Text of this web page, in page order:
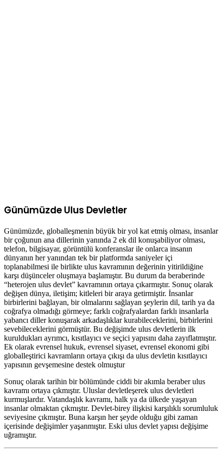
Günümüzde Ulus Devletler
Günümüzde, globalleşmenin büyük bir yol kat etmiş olması, insanlar
bir çoğunun ana dillerinin yanında 2 ek dil konuşabiliyor olması,
telefon, bilgisayar, görüntülü konferanslar ile onlarca insanın
dünyanın her yanından tek bir platformda saniyeler içi
toplanabilmesi ile birlikte ulus kavramının değerinin yitirildiğine
karşı düşünceler oluşmaya başlamıştır. Bu durum da beraberinde
“heterojen ulus devlet” kavramının ortaya çıkarmıştır. Sonuç olarak
değişen dünya, iletişim; kitleleri bir araya getirmiştir. İnsanlar
birbirlerini bağlayan, bir olmalarını sağlayan şeylerin dil, tarih ya da
coğrafya olmadığı görmeye; farklı coğrafyalardan farklı insanlarla
yabancı diller konuşarak arkadaşlıklar kurabileceklerini, birbirlerini
sevebileceklerini görmüştür. Bu değişimde ulus devletlerin ilk
kuruldukları ayrımcı, kısıtlayıcı ve seçici yapısını daha zayıflatmıştır.
Ek olarak evrensel hukuk, evrensel siyaset, evrensel ekonomi gibi
globalleştirici kavramların ortaya çıkışı da ulus devletin kısıtlayıcı
yapısının gevşemesine destek olmuştur
Sonuç olarak tarihin bir bölümünde ciddi bir akımla beraber ulus
kavramı ortaya çıkmıştır. Uluslar devletleşerek ulus devletleri
kurmuşlardır. Vatandaşlık kavramı, halk ya da ülkede yaşayan
insanlar olmaktan çıkmıştır. Devlet-birey ilişkisi karşılıklı sorumluluk
seviyesine çıkmıştır. Buna karşın her şeyde olduğu gibi zaman
içerisinde değişimler yaşanmıştır. Eski ulus devlet yapısı değişime
uğramıştır.